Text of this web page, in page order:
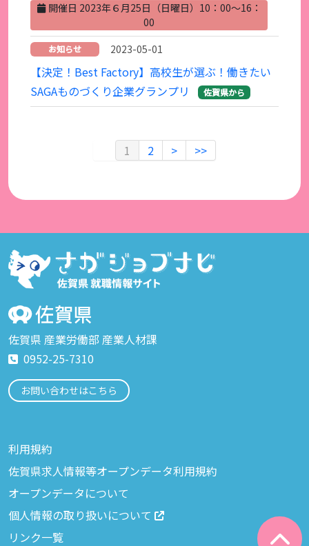
開催日 2023年６月25日（日曜日）10：00～16：
00
お知らせ 2023-05-01
【決定！Best Factory】高校生が選ぶ！働きたい
SAGAものづくり企業グランプリ
佐賀県から
1 2 > >>
佐賀県 産業労働部 産業人材課
0952-25-7310
お問い合わせはこちら
利用規約
佐賀県求人情報等オープンデータ利用規約
オープンデータについて
個人情報の取り扱いについて
リンク一覧